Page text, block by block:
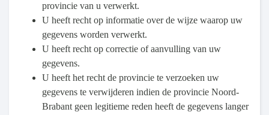
provincie van u verwerkt.
U heeft recht op informatie over de wijze waarop uw
gegevens worden verwerkt.
U heeft recht op correctie of aanvulling van uw
gegevens.
U heeft het recht de provincie te verzoeken uw
gegevens te verwijderen indien de provincie Noord-
Brabant geen legitieme reden heeft de gegevens langer